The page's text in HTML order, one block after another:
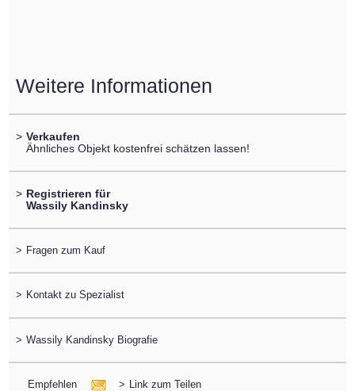
Weitere Informationen
> Verkaufen
Ähnliches Objekt kostenfrei schätzen lassen!
> Registrieren für
Wassily Kandinsky
> Fragen zum Kauf
> Kontakt zu Spezialist
> Wassily Kandinsky Biografie
Empfehlen > Link zum Teilen